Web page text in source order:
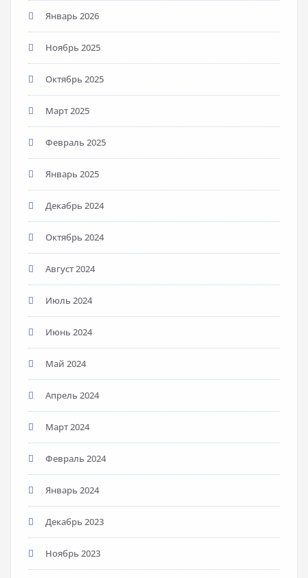
Январь 2026
Ноябрь 2025
Октябрь 2025
Март 2025
Февраль 2025
Январь 2025
Декабрь 2024
Октябрь 2024
Август 2024
Июль 2024
Июнь 2024
Май 2024
Апрель 2024
Март 2024
Февраль 2024
Январь 2024
Декабрь 2023
Ноябрь 2023